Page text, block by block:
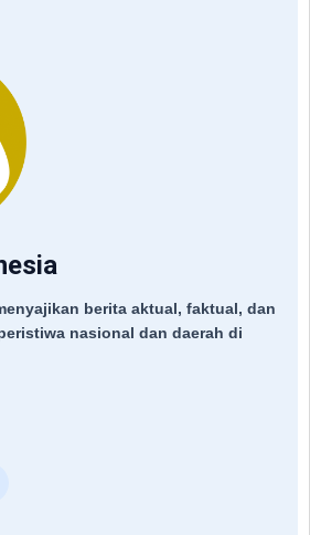
berita aktual, faktual, dan
nasional dan daerah di